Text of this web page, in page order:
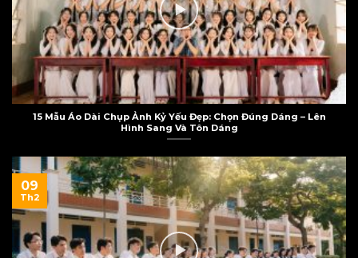
15 Mẫu Áo Dài Chụp Ảnh Kỷ Yếu Đẹp: Chọn Đúng Dáng – Lên
Hình Sang Và Tôn Dáng
09
Th2